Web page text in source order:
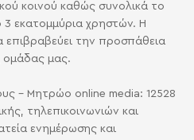
κοινού καθώς συνολικά το
εκατομμύρια χρηστών. Η
επιβραβεύει την προσπάθεια
ομάδας μας.
- Μητρώο online media: 12528
τηλεπικοινωνιών και
ενημέρωσης και